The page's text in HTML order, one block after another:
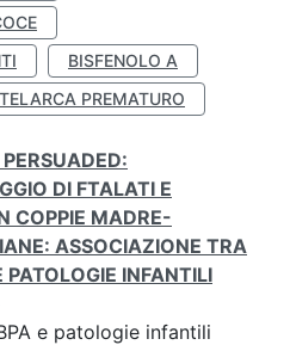
BISFENOLO A
TELARCA PREMATURO
DI FTALATI E
COPPIE MADRE-
ASSOCIAZIONE TRA
PATOLOGIE INFANTILI
e patologie infantili